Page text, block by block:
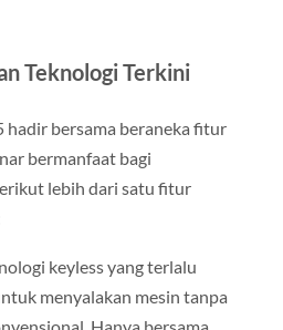
Teknologi Terkini
hadir bersama beraneka fitur
bermanfaat bagi
lebih dari satu fitur
keyless yang terlalu
menyalakan mesin tanpa
Hanya bersama